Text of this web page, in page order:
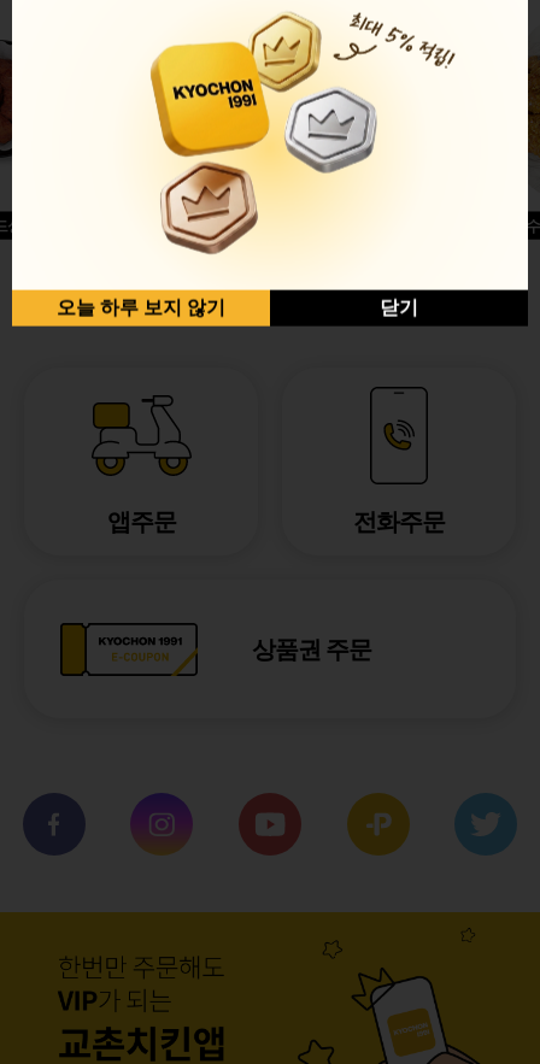
글윙
반반순살[레드+허니]
허니옥
앱주문 전화주문
상품권 주문
오늘 하루 보지 않기 닫기